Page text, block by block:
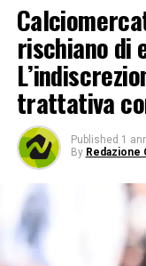
rischiano di
trattativa
Published 1
By Redazione